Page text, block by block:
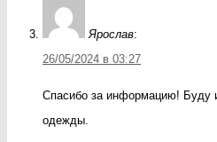
Ярослав:
26/05/2024 в 03:27
Спасибо за информацию! Буду
одежды.